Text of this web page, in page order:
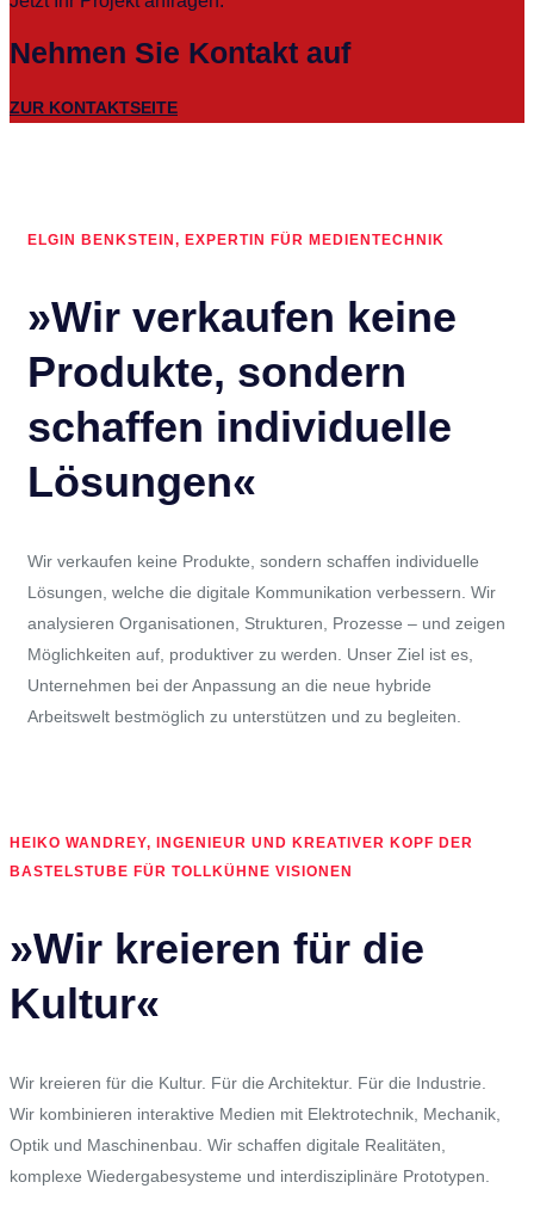
Nehmen Sie Kontakt auf
ZUR KONTAKTSEITE
ELGIN BENKSTEIN, EXPERTIN FÜR MEDIENTECHNIK
»Wir verkaufen keine
Produkte, sondern
schaffen individuelle
Lösungen«
Wir verkaufen keine Produkte, sondern schaffen individuelle
Lösungen, welche die digitale Kommunikation verbessern. Wir
analysieren Organisationen, Strukturen, Prozesse – und zeigen
Möglichkeiten auf, produktiver zu werden. Unser Ziel ist es,
Unternehmen bei der Anpassung an die neue hybride
Arbeitswelt bestmöglich zu unterstützen und zu begleiten.
HEIKO WANDREY, INGENIEUR UND KREATIVER KOPF DER
BASTELSTUBE FÜR TOLLKÜHNE VISIONEN
»Wir kreieren für die
Kultur«
Wir kreieren für die Kultur. Für die Architektur. Für die Industrie.
Wir kombinieren interaktive Medien mit Elektrotechnik, Mechanik,
Optik und Maschinenbau. Wir schaffen digitale Realitäten,
komplexe Wiedergabesysteme und interdisziplinäre Prototypen.